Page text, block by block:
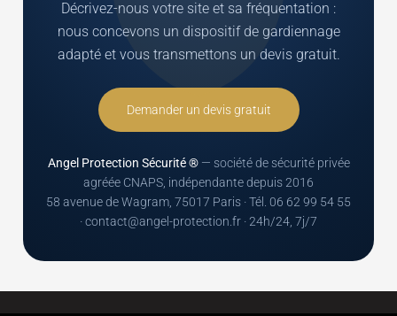
Décrivez-nous votre site et sa fréquentation :
nous concevons un dispositif de gardiennage
adapté et vous transmettons un devis gratuit.
Demander un devis gratuit
Angel Protection Sécurité ®— société de sécurité privée
agréée CNAPS, indépendante depuis 2016
58 avenue de Wagram, 75017 Paris · Tél. 06 62 99 54 55
· contact@angel-protection.fr · 24h/24, 7j/7